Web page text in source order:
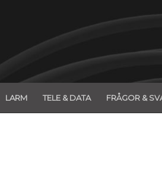
LARM TELE & DATA FRÅGOR &